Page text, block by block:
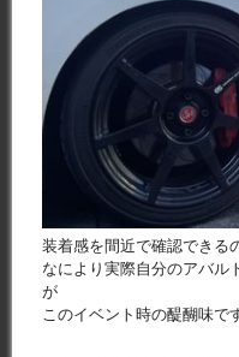
装着感を間近で確認できる
なにより実際自分のアバル
が
このイベント時の醍醐味で